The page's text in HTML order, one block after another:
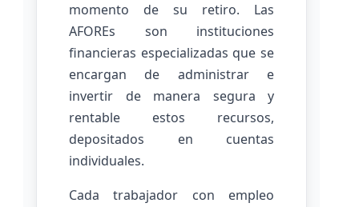
momento de su retiro. Las
AFOREs son instituciones
financieras especializadas que se
encargan de administrar e
invertir de manera segura y
rentable estos recursos,
depositados en cuentas
individuales.
Cada trabajador con empleo